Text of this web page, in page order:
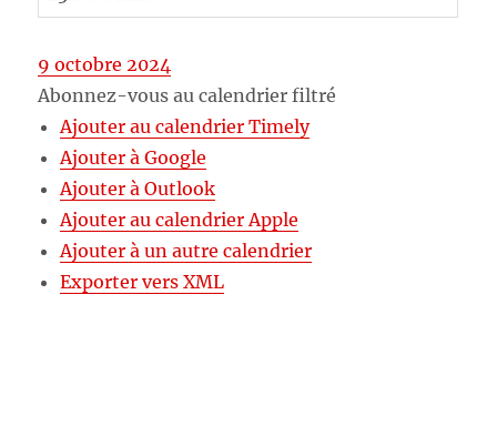
9 octobre 2024
Abonnez-vous au calendrier filtré
Ajouter au calendrier Timely
Ajouter à Google
Ajouter à Outlook
Ajouter au calendrier Apple
Ajouter à un autre calendrier
Exporter vers XML